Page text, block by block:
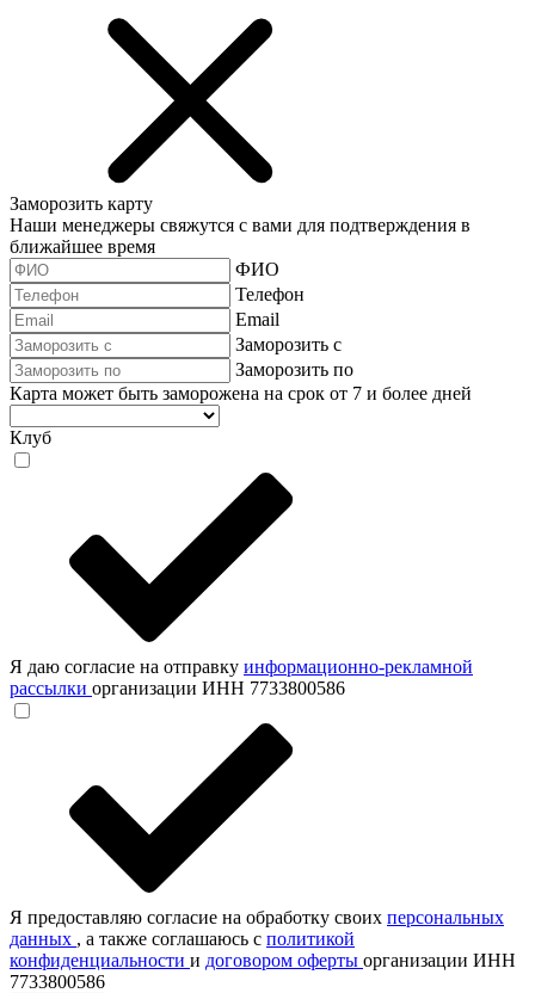
Заморозить карту
Наши менеджеры свяжутся с вами для подтверждения в
ближайшее время
ФИО
Телефон
Email
Заморозить с
Заморозить по
Карта может быть заморожена на срок от 7 и более дней
Клуб
Я даю согласие на отправку информационно-рекламной
рассылки организации ИНН 7733800586
Я предоставляю согласие на обработку своих персональных
данных , а также соглашаюсь с политикой
конфиденциальности и договором оферты организации ИНН
7733800586